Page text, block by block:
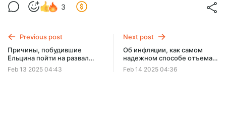
Глава РПЦ Гундяев выразил интересное пожелание
предполагать с
Продвинутый уровень
3
Previous post
Причины, побудившие
Ельцина пойти на развал
СССР и реставрацию
капитализма
Feb 13 2025 04:43
Next post
Об инфляции, как самом
надежном способе отъема
денег у населения России
Feb 14 2025 04:36